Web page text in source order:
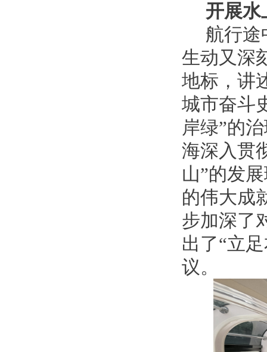
开展水
航行途
生动又深
地标， 讲
城市奋斗
岸绿”的
海深入贯
山”的发
的伟大成
步加深了
出了“立
议。